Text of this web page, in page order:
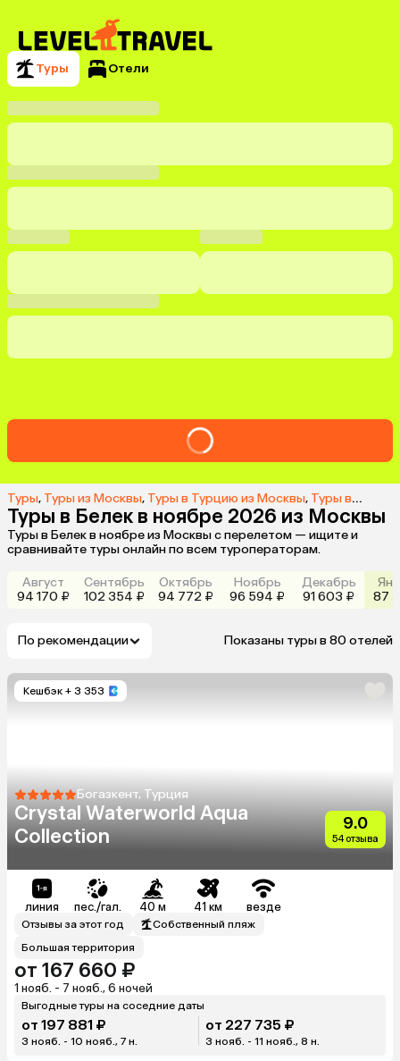
Туры Отели
Туры, Туры из Москвы, Туры в Турцию из Москвы, Туры в Белек из Москвы
Туры в Белек в ноябре 2026 из Москвы
Туры в Белек в ноябре из Москвы с перелетом — ищите и
сравнивайте туры онлайн по всем туроператорам.
Август
94 170 ₽
Сентябрь
102 354 ₽
Октябрь
94 772 ₽
Ноябрь
96 594 ₽
Декабрь
91 603 ₽
87
По рекомендации Показаны туры в 80 отелей
Кешбэк + 3 353
Богазкент, Турция
Crystal Waterworld Aqua
Collection
9.0
54 отзыва
линия пес./гал. 40 м 41 км везде
Отзывы за этот год
Собственный пляж
Большая территория
от 167 660 ₽
1 нояб. - 7 нояб., 6 ночей
Выгодные туры на соседние даты
от 197 881 ₽
3 нояб. - 10 нояб., 7 н.
от 227 735 ₽
3 нояб. - 11 нояб., 8 н.